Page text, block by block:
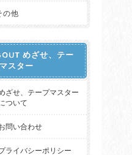
の他
めざせ、テー
スター
ざせ、テープマスター
ついて
問い合わせ
ライバシーポリシー